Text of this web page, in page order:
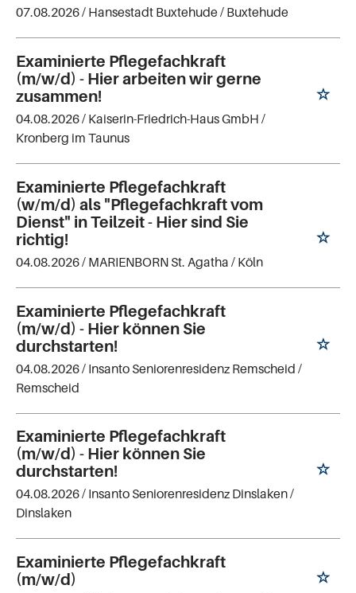
07.08.2026 / Hansestadt Buxtehude/ Buxtehude
Examinierte Pflegefachkraft
(m/w/d) - Hier arbeiten wir gerne
zusammen!
04.08.2026 / Kaiserin-Friedrich-Haus GmbH /
Kronberg im Taunus
Examinierte Pflegefachkraft
(w/m/d) als "Pflegefachkraft vom
Dienst" in Teilzeit - Hier sind Sie
richtig!
04.08.2026 / MARIENBORN St. Agatha / Köln
Examinierte Pflegefachkraft
(m/w/d) - Hier können Sie
durchstarten!
04.08.2026 / Insanto Seniorenresidenz Remscheid /
Remscheid
Examinierte Pflegefachkraft
(m/w/d) - Hier können Sie
durchstarten!
04.08.2026 / Insanto Seniorenresidenz Dinslaken/
Dinslaken
Examinierte Pflegefachkraft
(m/w/d)